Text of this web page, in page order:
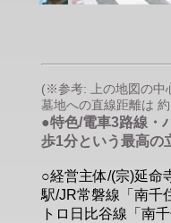
(※参考: 上の地図の中
墓地への直線距離は
●特色/電車3路線・
歩1分という最高の
○経営主体/(宗)延命
駅/JR常磐線「南千
トロ日比谷線「南